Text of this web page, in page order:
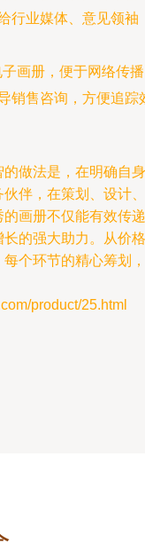
行业媒体、意见领袖
画册，便于网络传
销售咨询，方便追踪
做法是，在明确自身
伴，在策划、设计、
画册不仅能有效传递
的强大助力。从价格
个环节的精心筹划，
product/25.html